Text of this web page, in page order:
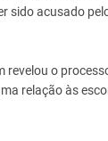
sido acusado
o
relação às